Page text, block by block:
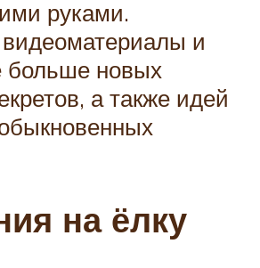
руками.
и
больше новых
а также идей
на ёлку